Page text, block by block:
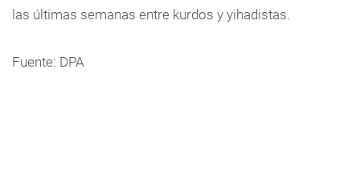
las últimas semanas entre kurdos y yihadistas.
Fuente: DPA